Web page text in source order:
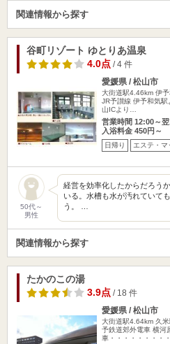
関連情報から探す
谷町リゾート ゆとりあ温泉
4.0点/ 4 件
愛媛県 / 松山市
大街道駅4.46km 伊
JR予讃線 伊予和気
山ICより…
営業時間 12:00～
入浴料金 450円～
日帰り エステ・マ
50代～
男性
経営を効率化したからだろう
いる。水槽も水が汚れていて
う。 …
関連情報から探す
たかのこの湯
3.9点/ 18 件
愛媛県 / 松山市
大街道駅4.64km 久
予鉄道郊外電車 横河
車・・・・・・・・